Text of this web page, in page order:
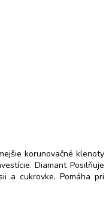
korunovačné klenoty
Diamant Posilňuje
a cukrovke. Pomáha pri